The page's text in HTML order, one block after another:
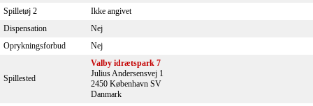
Spilletøj 2
Ikke angivet
Dispensation
Nej
Oprykningsforbud
Nej
Spillested
Valby idrætspark 7
Julius Andersensvej 1
2450 København SV
Danmark